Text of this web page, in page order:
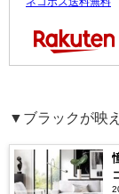
▼ブラックが映